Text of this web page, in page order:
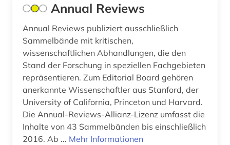
materialwissenschaft (1)
mathe (1)
mathematik (8)
maße (1)
medizin (9)
meereskunde (2)
merkmale und eigenschaften von natürlichen
Annual Reviews
Annual Reviews publiziert ausschließlich
Sammelbände mit kritischen,
wissenschaftlichen Abhandlungen, die den
Stand der Forschung in speziellen Fachgebieten
repräsentieren. Zum Editorial Board gehören
anerkannte Wissenschaftler aus Stanford, der
University of California, Princeton und Harvard.
Die Annual-Reviews-Allianz-Lizenz umfasst die
Inhalte von 43 Sammelbänden bis einschließlich
2016. Ab ... Mehr Informationen